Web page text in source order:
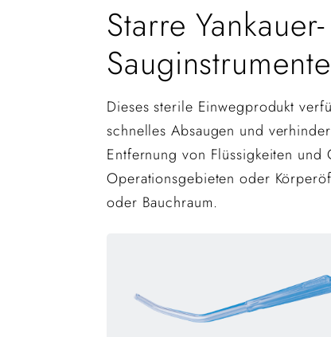
Starre Yankauer-
Sauginstrumente
Dieses sterile Einwegprodukt
schnelles Absaugen und
Entfernung von Flüssigkeiten und
Operationsgebieten oder
oder Bauchraum.